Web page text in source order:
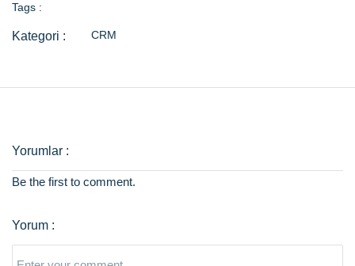
Tags :
CRM
Be the first to comment.